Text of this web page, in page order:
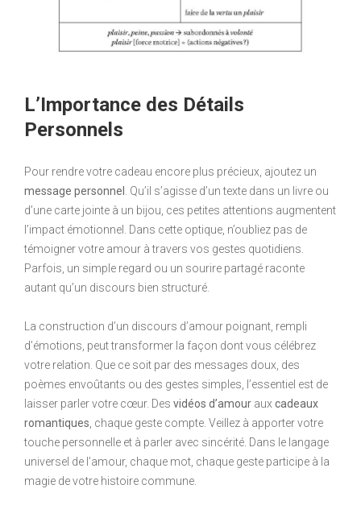
L’Importance des Détails
Personnels
Pour rendre votre cadeau encore plus précieux, ajoutez un
message personnel . Qu’il s’agisse d’un texte dans un livre ou
d’une carte jointe à un bijou, ces petites attentions augmentent
l’impact émotionnel. Dans cette optique, n’oubliez pas de
témoigner votre amour à travers vos gestes quotidiens.
Parfois, un simple regard ou un sourire partagé raconte
autant qu’un discours bien structuré.
La construction d’un discours d’amour poignant, rempli
d’émotions, peut transformer la façon dont vous célébrez
votre relation. Que ce soit par des messages doux, des
poèmes envoûtants ou des gestes simples, l’essentiel est de
laisser parler votre cœur. Des vidéos d’amour auxcadeaux
romantiques, chaque geste compte. Veillez à apporter votre
touche personnelle et à parler avec sincérité. Dans le langage
universel de l’amour, chaque mot, chaque geste participe à la
magie de votre histoire commune.